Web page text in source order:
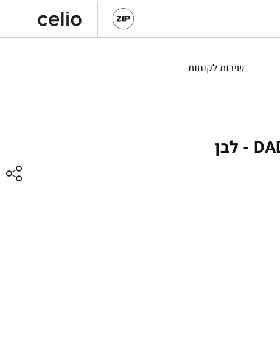
שירות לקוחות